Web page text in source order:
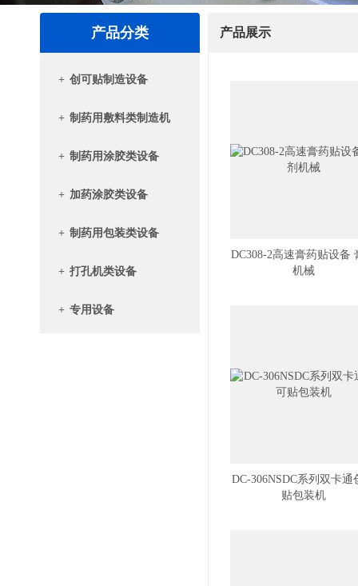
产品分类
+ 创可贴制造设备
+ 制药用敷料类制造机
+ 制药用涂胶类设备
+ 加药涂胶类设备
+ 制药用包装类设备
+ 打孔机类设备
+ 专用设备
产品展示
DC308-2高速膏药贴设备
机械
DC-306NSDC系列双卡通
贴包装机